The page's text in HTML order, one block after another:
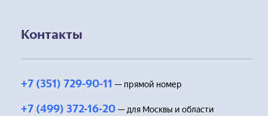
Контакты
+7 (351) 729-90-11 — прямой номер
+7 (499) 372-16-20 — для Москвы и области